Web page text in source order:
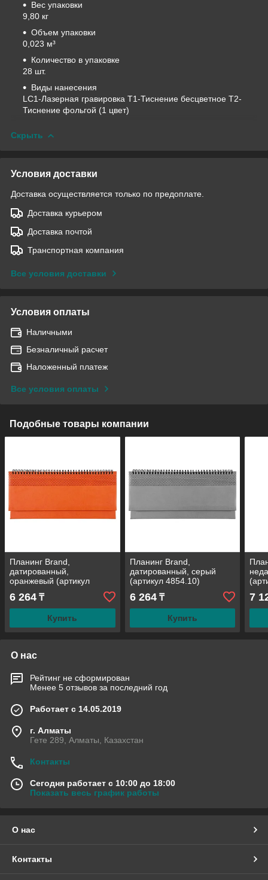
Вес упаковки
9,80 кг
Объем упаковки
0,023 м³
Количество в упаковке
28 шт.
Виды нанесения
LC1-Лазерная гравировка T1-Тиснение бесцветное T2-
Тиснение фольгой (1 цвет)
Скрыть
Условия доставки
Доставка осуществляется только по предоплате.
Доставка курьером
Доставка почтой
Транспортная компания
Все условия доставки
Условия оплаты
Наличными
Безналичный расчет
Наложенный платеж
Все условия оплаты
Подобные товары компании
Планинг Brand,
датированный,
оранжевый (артикул
4854.20)
6 264 ₸
Купить
Планинг Brand,
датированный, серый
(артикул 4854.10)
6 264₸
Купить
7
О нас
Рейтинг не сформирован
Менее 5 отзывов за последний год
Работает с 14.05.2019
г. Алматы
Гете 289, Алматы, Казахстан
Контакты
Сегодня работает с 10:00 до 18:00
Показать весь график работы
О нас
Контакты